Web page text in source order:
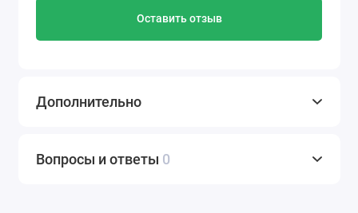
Оставить отзыв
Вопросы и ответы 0
Дополнительно